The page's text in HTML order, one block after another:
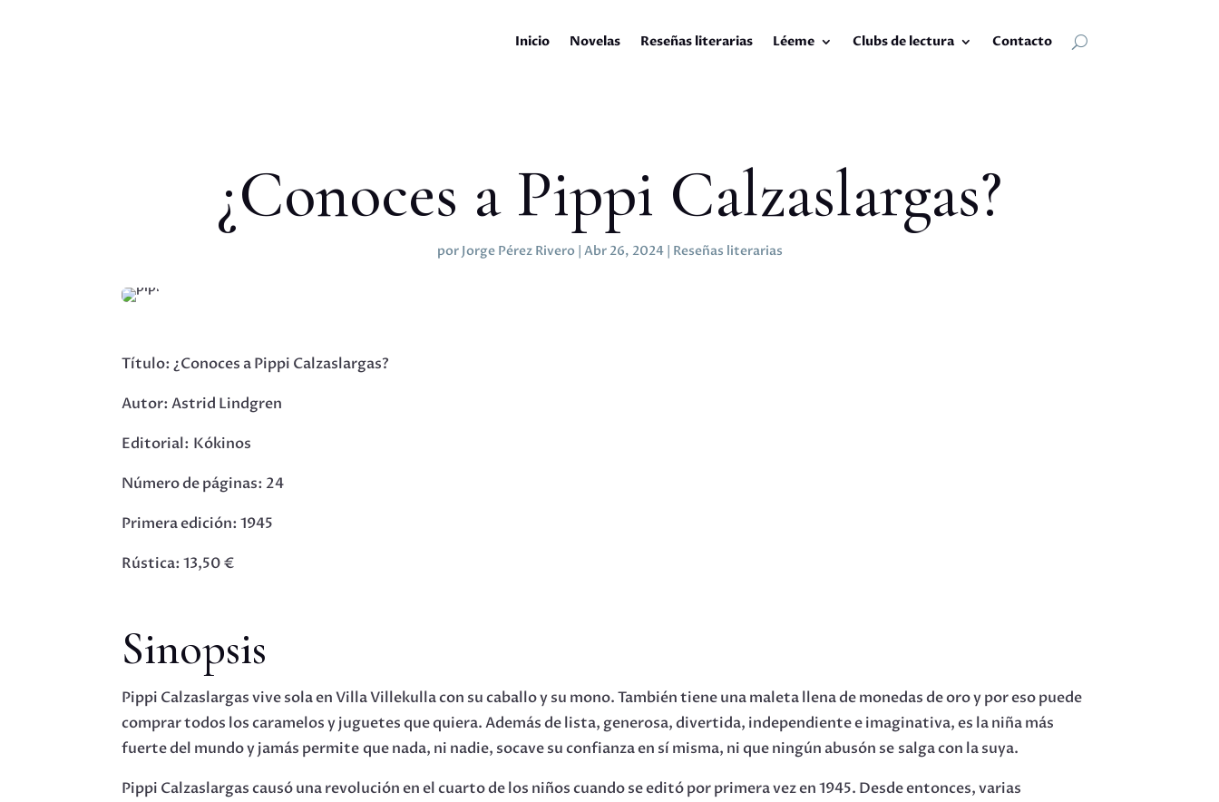
Inicio Novelas Reseñas literarias Léeme Clubs de lectura Contacto
¿Conoces a Pippi Calzaslargas?
por Jorge Pérez Rivero| Abr 26, 2024| Reseñas literarias
Título: ¿Conoces a Pippi Calzaslargas?
Autor: Astrid Lindgren
Editorial: Kókinos
Número de páginas: 24
Primera edición: 1945
Rústica: 13,50 €
Sinopsis
Pippi Calzaslargas vive sola en Villa Villekulla con su caballo y su mono. También tiene una maleta llena de monedas de oro y por eso puede
comprar todos los caramelos y juguetes que quiera. Además de lista, generosa, divertida, independiente e imaginativa, es la niña más
fuerte del mundo y jamás permite que nada, ni nadie, socave su confianza en sí misma, ni que ningún abusón se salga con la suya.
Pippi Calzaslargas causó una revolución en el cuarto de los niños cuando se editó por primera vez en 1945. Desde entonces, varias